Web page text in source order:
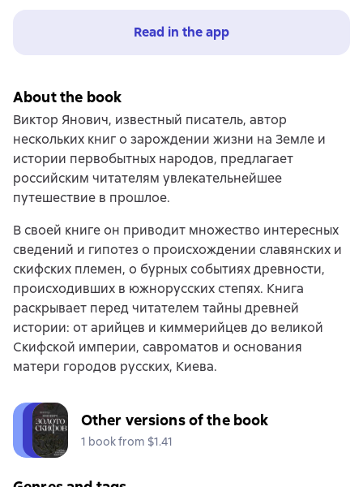
Read in the app
About the book
Виктор Янович, известный писатель, автор
нескольких книг о зарождении жизни на Земле и
истории первобытных народов, предлагает
российским читателям увлекательнейшее
путешествие в прошлое.
В своей книге он приводит множество интересных
сведений и гипотез о происхождении славянских и
скифских племен, о бурных событиях древности,
происходивших в южнорусских степях. Книга
раскрывает перед читателем тайны древней
истории: от арийцев и киммерийцев до великой
Скифской империи, савроматов и основания
матери городов русских, Киева.
Other versions of the book
1 book from $1.41